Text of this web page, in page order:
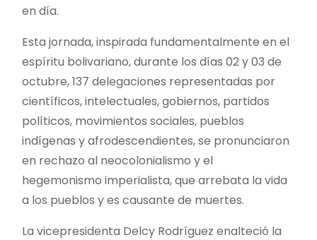
en día.
Esta jornada, inspirada fundamentalmente en el
espíritu bolivariano, durante los días 02 y 03 de
octubre, 137 delegaciones representadas por
científicos, intelectuales, gobiernos, partidos
políticos, movimientos sociales, pueblos
indígenas y afrodescendientes, se pronunciaron
en rechazo al neocolonialismo y el
hegemonismo imperialista, que arrebata la vida
a los pueblos y es causante de muertes.
La vicepresidenta Delcy Rodríguez enalteció la